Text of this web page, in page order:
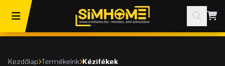
Kezdőlap Termékeink Kézifékek